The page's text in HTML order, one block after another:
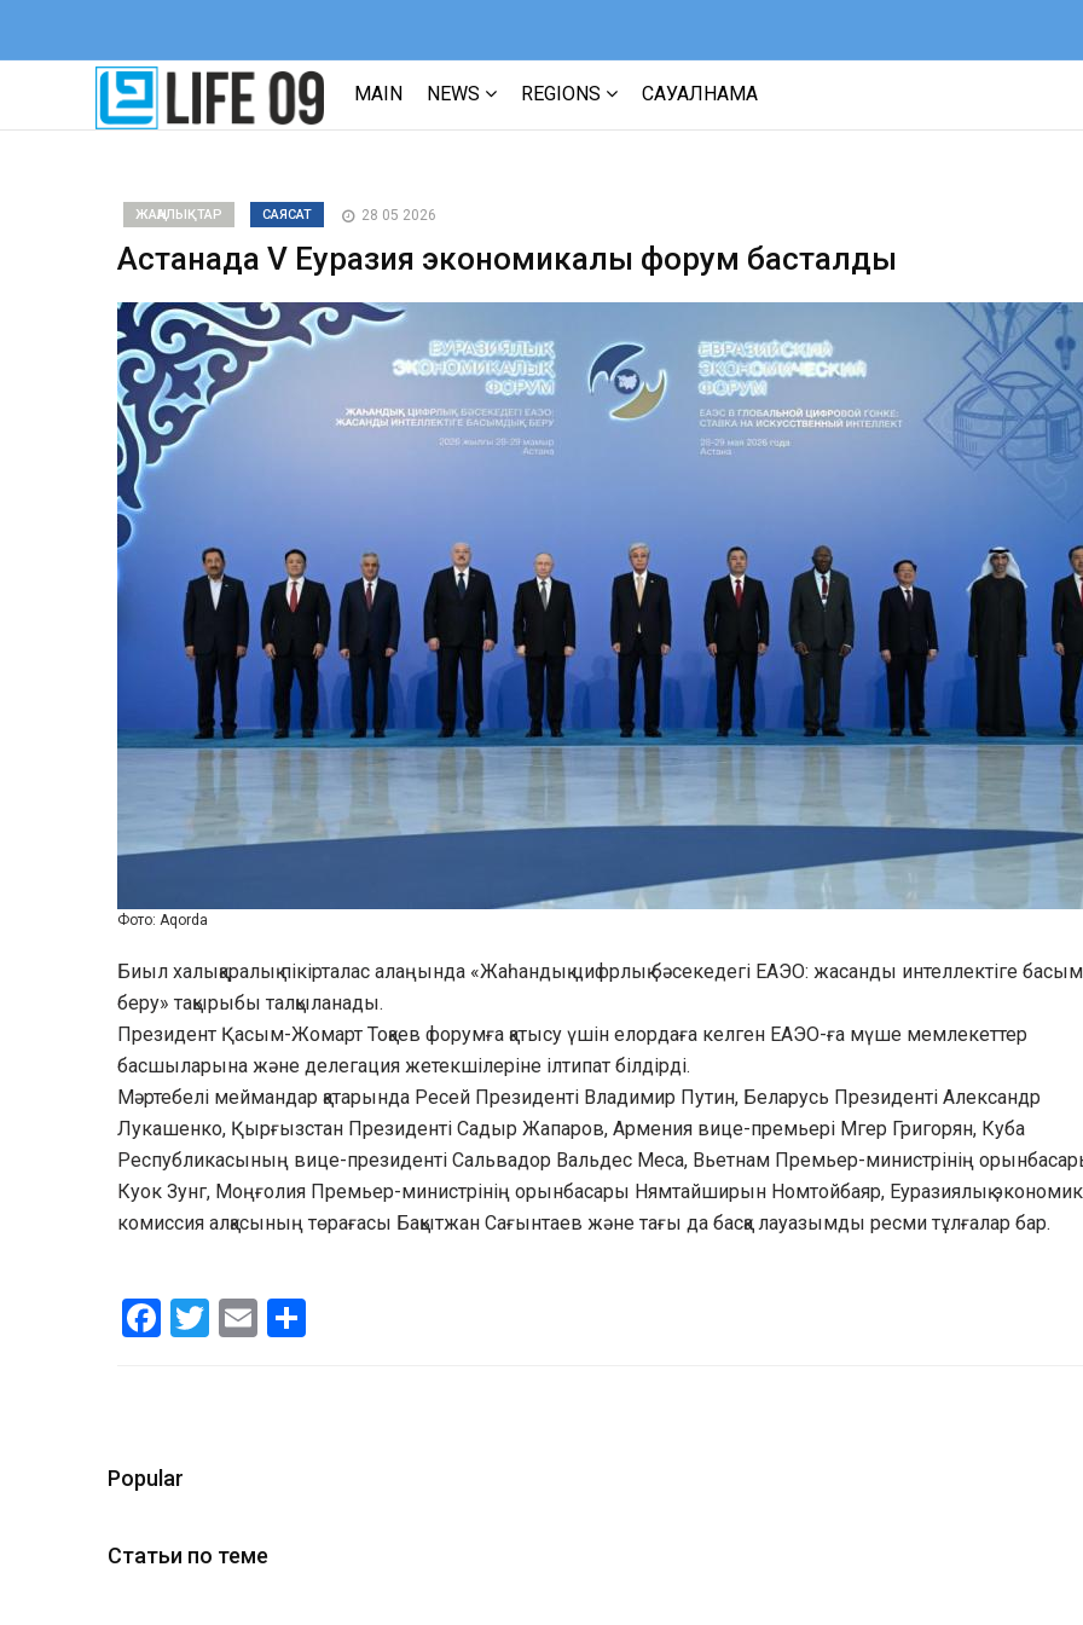
MAIN NEWS REGIONS САУАЛНАМА
ЖАҢАЛЫҚТАР САЯСАТ 28 05 2026
Астанада V Еуразия экономикалық форум басталды
Фото: Aqorda
Биыл халықаралық пікірталас алаңында «Жаһандық цифрлық бәсекедегі ЕАЭО: жасанды интеллектіге
беру» тақырыбы талқыланады.
Президент Қасым-Жомарт Тоқаев форумға қатысу үшін елордаға келген ЕАЭО-ға мүше мемлекеттер
басшыларына және делегация жетекшілеріне ілтипат білдірді.
Мәртебелі меймандар қатарында Ресей Президенті Владимир Путин, Беларусь Президенті Александр
Лукашенко, Қырғызстан Президенті Садыр Жапаров, Армения вице-премьері Мгер Григорян, Куба
Республикасының вице-президенті Сальвадор Вальдес Меса, Вьетнам Премьер-министрінің
Куок Зунг, Моңғолия Премьер-министрінің орынбасары Нямтайширын Номтойбаяр, Еуразиялық
комиссия алқасының төрағасы Бақытжан Сағынтаев және тағы да басқа лауазымды ресми тұлғалар бар.
Facebook
Twitter
Email
Popular
Статьи по теме